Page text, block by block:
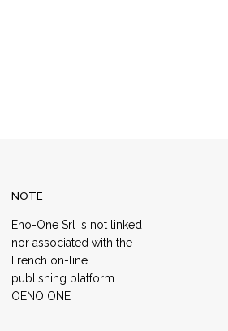
NOTE
Eno​-​One Srl​ ​is​ ​not​ ​linked​ ​
nor​ ​associated​ ​with​ ​the​ ​
French​ ​on-line​ ​
publishing platform​ ​
OENO​ ​ONE